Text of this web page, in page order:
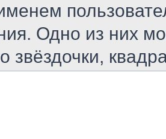
Одно из них
звёздочки,